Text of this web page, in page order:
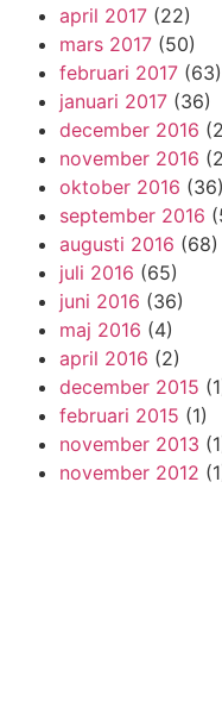
april 2017 (22)
mars 2017 (50)
februari 2017 (63)
januari 2017 (36)
december 2016
november 2016
oktober 2016 (36)
september 2016
augusti 2016 (68)
juli 2016 (65)
juni 2016 (36)
maj 2016 (4)
april 2016 (2)
december 2015
februari 2015 (1)
november 2013
november 2012